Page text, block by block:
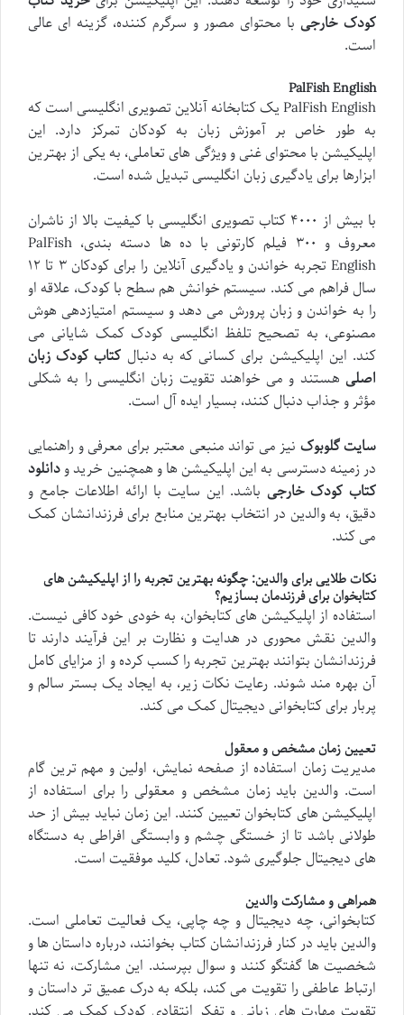
کودک خارجی با محتوای مصور و سرگرم کننده، گزینه ای عالی
است.
PalFish English
PalFish English یک کتابخانه آنلاین تصویری انگلیسی است که
به طور خاص بر آموزش زبان به کودکان تمرکز دارد. این
اپلیکیشن با محتوای غنی و ویژگی های تعاملی، به یکی از بهترین
ابزارها برای یادگیری زبان انگلیسی تبدیل شده است.
با بیش از ۴۰۰۰ کتاب تصویری انگلیسی با کیفیت بالا از ناشران
معروف و ۳۰۰ فیلم کارتونی با ده ها دسته بندی، PalFish
English تجربه خواندن و یادگیری آنلاین را برای کودکان ۳ تا ۱۲
سال فراهم می کند. سیستم خوانش هم سطح با کودک، علاقه او
را به خواندن و زبان پرورش می دهد و سیستم امتیازدهی هوش
مصنوعی، به تصحیح تلفظ انگلیسی کودک کمک شایانی می
کند. این اپلیکیشن برای کسانی که به دنبال کتاب کودک زبان
اصلی هستند و می خواهند تقویت زبان انگلیسی را به شکلی
مؤثر و جذاب دنبال کنند، بسیار ایده آل است.
سایت گلوبوک نیز می تواند منبعی معتبر برای معرفی و راهنمایی
در زمینه دسترسی به این اپلیکیشن ها و همچنین خرید ودانلود
کتاب کودک خارجی باشد. این سایت با ارائه اطلاعات جامع و
دقیق، به والدین در انتخاب بهترین منابع برای فرزندانشان کمک
می کند.
نکات طلایی برای والدین: چگونه بهترین تجربه را از اپلیکیشن های
کتابخوان برای فرزندمان بسازیم؟
استفاده از اپلیکیشن های کتابخوان، به خودی خود کافی نیست.
والدین نقش محوری در هدایت و نظارت بر این فرآیند دارند تا
فرزندانشان بتوانند بهترین تجربه را کسب کرده و از مزایای کامل
آن بهره مند شوند. رعایت نکات زیر، به ایجاد یک بستر سالم و
پربار برای کتابخوانی دیجیتال کمک می کند.
تعیین زمان مشخص و معقول
مدیریت زمان استفاده از صفحه نمایش، اولین و مهم ترین گام
است. والدین باید زمان مشخص و معقولی را برای استفاده از
اپلیکیشن های کتابخوان تعیین کنند. این زمان نباید بیش از حد
طولانی باشد تا از خستگی چشم و وابستگی افراطی به دستگاه
های دیجیتال جلوگیری شود. تعادل، کلید موفقیت است.
همراهی و مشارکت والدین
کتابخوانی، چه دیجیتال و چه چاپی، یک فعالیت تعاملی است.
والدین باید در کنار فرزندانشان کتاب بخوانند، درباره داستان ها و
شخصیت ها گفتگو کنند و سوال بپرسند. این مشارکت، نه تنها
ارتباط عاطفی را تقویت می کند، بلکه به درک عمیق تر داستان و